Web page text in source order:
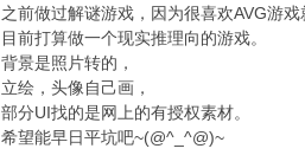
之前做过解谜游戏，因为很喜欢AVG游
目前打算做一个现实推理向的游戏。
背景是照片转的，
立绘，头像自己画，
部分UI找的是网上的有授权素材。
希望能早日平坑吧~(@^_^@)~